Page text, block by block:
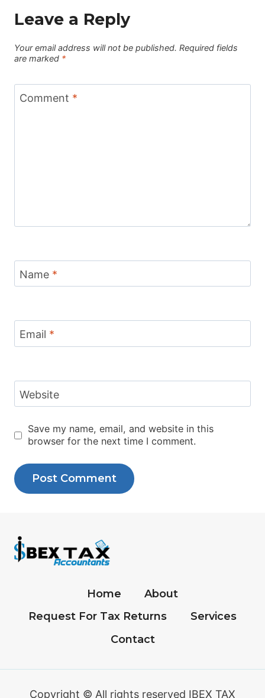
Leave a Reply
Your email address will not be published. Required fields
are marked *
Comment *
Name *
Email *
Website
Save my name, email, and website in this
browser for the next time I comment.
Home
About
Request For Tax Returns
Services
Contact
Copyright © All rights reserved IBEX TAX